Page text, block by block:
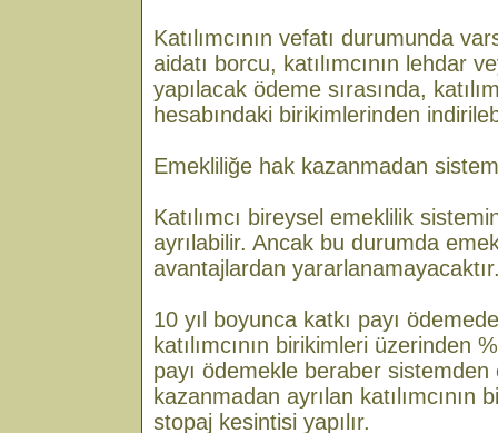
Katılımcının vefatı durumunda
aidatı borcu, katılımcının lehdar
yapılacak ödeme sırasında,
hesabındaki birikimlerinden
Emekliliğe hak kazanmadan
Katılımcı bireysel emeklilik
ayrılabilir. Ancak bu durumda
avantajlardan
10 yıl boyunca katkı payı
katılımcının birikimleri üzerinden
payı ödemekle beraber sistemden
kazanmadan ayrılan
stopaj kesintisi yapılır.